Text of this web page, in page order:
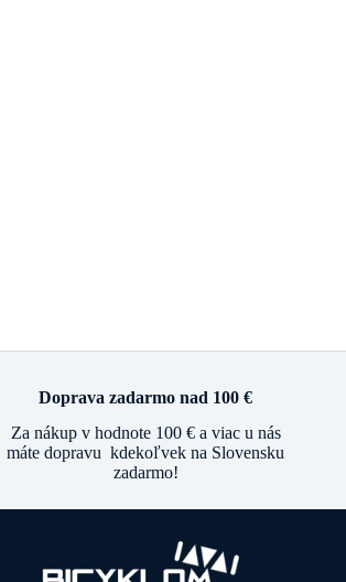
Doprava zadarmo nad 100 €
Za nákup v hodnote 100 € a viac u nás
máte dopravu kdekoľvek na Slovensku
zadarmo!